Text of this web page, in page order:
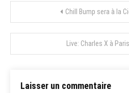
Navigation
de
l’article
Chill Bump sera à la
Live: Charles X à
Laisser un commentaire